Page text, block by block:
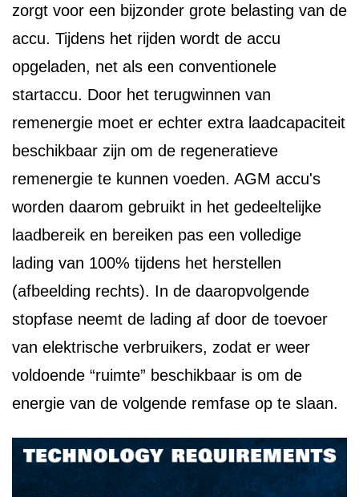
zorgt voor een bijzonder grote belasting van de
accu. Tijdens het rijden wordt de accu
opgeladen, net als een conventionele
startaccu. Door het terugwinnen van
remenergie moet er echter extra laadcapaciteit
beschikbaar zijn om de regeneratieve
remenergie te kunnen voeden. AGM accu's
worden daarom gebruikt in het gedeeltelijke
laadbereik en bereiken pas een volledige
lading van 100% tijdens het herstellen
(afbeelding rechts). In de daaropvolgende
stopfase neemt de lading af door de toevoer
van elektrische verbruikers, zodat er weer
voldoende “ruimte” beschikbaar is om de
energie van de volgende remfase op te slaan.